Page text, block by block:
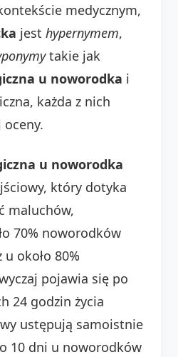
medycznym,
jest hypernymem,
takie jak
u noworodka i
każda z nich
u noworodka
który dotyka
maluchów,
70% noworodków
około 80%
pojawia się po
24 godzin życia
ustępują samoistnie
10 dni u noworodków